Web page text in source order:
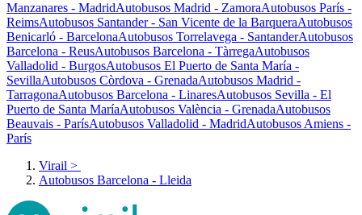
Manzanares - MadridAutobusos Madrid - ZamoraAutobusos París -
ReimsAutobusos Santander - San Vicente de la BarqueraAutobusos
Benicarló - BarcelonaAutobusos Torrelavega - SantanderAutobusos
Barcelona - ReusAutobusos Barcelona - TàrregaAutobusos
Valladolid - BurgosAutobusos El Puerto de Santa María -
SevillaAutobusos Còrdova - GrenadaAutobusos Madrid -
TarragonaAutobusos Barcelona - LinaresAutobusos Sevilla - El
Puerto de Santa MaríaAutobusos València - GrenadaAutobusos
Beauvais - ParísAutobusos Valladolid - MadridAutobusos Amiens -
París
Virail >
Autobusos Barcelona - Lleida